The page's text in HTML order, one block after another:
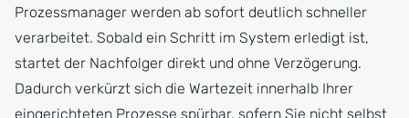
Prozessmanager werden ab sofort deutlich schneller
verarbeitet. Sobald ein Schritt im System erledigt ist,
startet der Nachfolger direkt und ohne Verzögerung.
Dadurch verkürzt sich die Wartezeit innerhalb Ihrer
eingerichteten Prozesse spürbar, sofern Sie nicht selbst